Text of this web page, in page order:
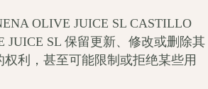
OLIVE JUICE SL CASTILLO
JUICE SL 保留更新、修改或删除其
权利，甚至可能限制或拒绝某些用